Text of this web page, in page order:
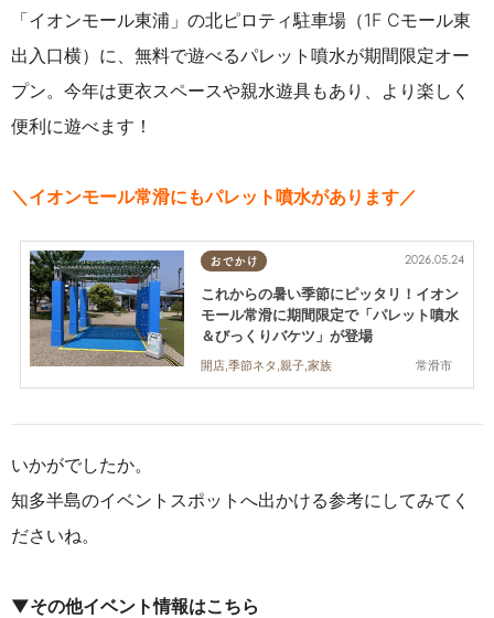
「イオンモール東浦」の北ピロティ駐車場（1F Cモール東
出入口横）に、無料で遊べるパレット噴水が期間限定オー
プン。今年は更衣スペースや親水遊具もあり、より楽しく
便利に遊べます！
＼イオンモール常滑にもパレット噴水があります／
おでかけ
常滑市
2026.05.24
これからの暑い季節にピッタリ！イオン
モール常滑に期間限定で「パレット噴水
＆びっくりバケツ」が登場
開店,季節ネタ,親子,家族
いかがでしたか。
知多半島のイベントスポットへ出かける参考にしてみてく
ださいね。
▼その他イベント情報はこちら